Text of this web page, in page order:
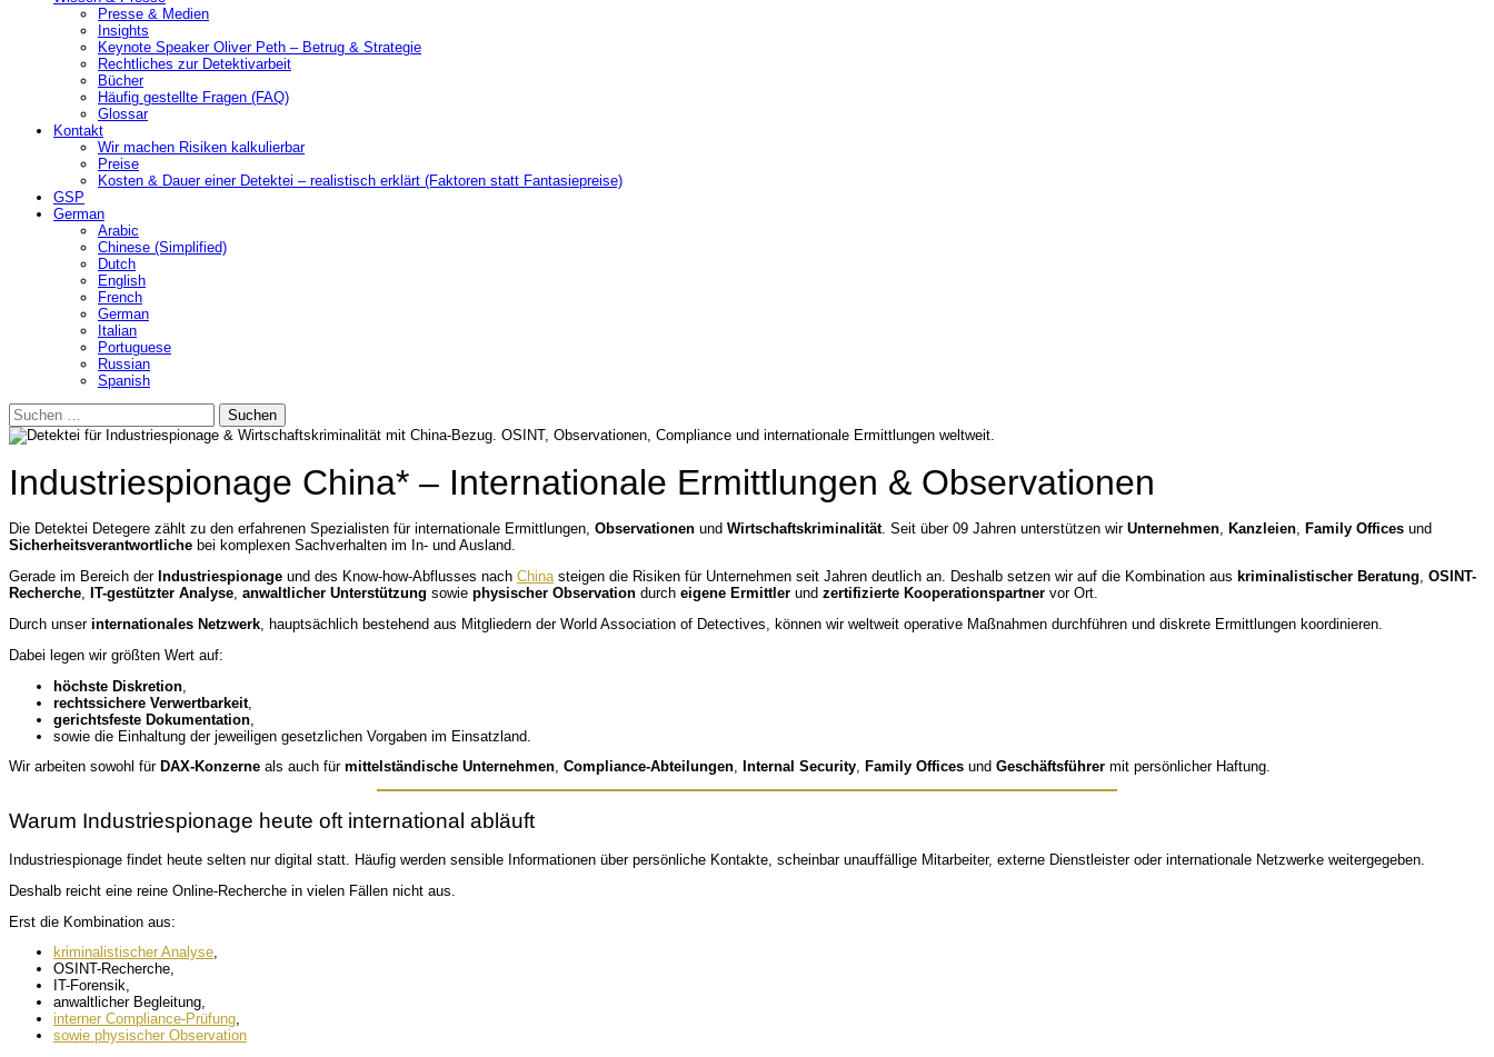
Presse & Medien
Insights
Keynote Speaker Oliver Peth – Betrug & Strategie
Rechtliches zur Detektivarbeit
Bücher
Häufig gestellte Fragen (FAQ)
Glossar
Kontakt
Wir machen Risiken kalkulierbar
Preise
Kosten & Dauer einer Detektei – realistisch erklärt (Faktoren statt Fantasiepreise)
GSP
German
Arabic
Chinese (Simplified)
Dutch
English
French
German
Italian
Portuguese
Russian
Spanish
Suchen
nach:
Industriespionage China* – Internationale Ermittlungen & Observationen
Die Detektei Detegere zählt zu den erfahrenen Spezialisten für internationale Ermittlungen, Observationen und Wirtschaftskriminalität. Seit über 09 Jahren unterstützen wir Unternehmen, Kanzleien, Family Offices und
Sicherheitsverantwortliche bei komplexen Sachverhalten im In- und Ausland.
Gerade im Bereich der Industriespionage und des Know-how-Abflusses nach Chinasteigen die Risiken für Unternehmen seit Jahren deutlich an. Deshalb setzen wir auf die Kombination aus kriminalistischer Beratung, OSINT-
Recherche, IT-gestützter Analyse, anwaltlicher Unterstützung sowie physischer Observation durch eigene Ermittler und zertifizierte Kooperationspartner vor Ort.
Durch unser internationales Netzwerk, hauptsächlich bestehend aus Mitgliedern der World Association of Detectives, können wir weltweit operative Maßnahmen durchführen und diskrete Ermittlungen koordinieren.
Dabei legen wir größten Wert auf:
höchste Diskretion
rechtssichere Verwertbarkeit,
gerichtsfeste Dokumentation
sowie die Einhaltung der jeweiligen gesetzlichen Vorgaben im Einsatzland.
Wir arbeiten sowohl für DAX-Konzerne als auch für mittelständische Unternehmen, Compliance-Abteilungen, Internal Security, Family Offices und Geschäftsführer mit persönlicher Haftung.
Warum Industriespionage heute oft international abläuft
Industriespionage findet heute selten nur digital statt. Häufig werden sensible Informationen über persönliche Kontakte, scheinbar unauffällige Mitarbeiter, externe Dienstleister oder internationale Netzwerke weitergegeben.
Deshalb reicht eine reine Online-Recherche in vielen Fällen nicht aus.
Erst die Kombination aus:
kriminalistischer Analyse,
OSINT-Recherche,
IT-Forensik,
anwaltlicher Begleitung,
interner Compliance-Prüfung,
sowie physischer Observation